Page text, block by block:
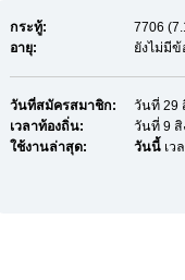
coolprodee1
กระทู้:
7706
อายุ:
ยังไม่มี
วันที่สมัครสมาชิก:
วันที่ 29
เวลาท้องถิ่น:
วันที่ 9 สิ
ใช้งานล่าสุด:
วันนี้เว